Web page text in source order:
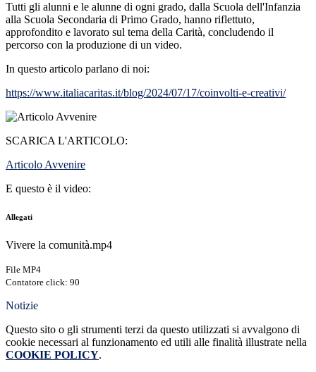
Tutti gli alunni e le alunne di ogni grado, dalla Scuola dell'Infanzia
alla Scuola Secondaria di Primo Grado, hanno riflettuto,
approfondito e lavorato sul tema della Carità, concludendo il
percorso con la produzione di un video.
In questo articolo parlano di noi:
https://www.italiacaritas.it/blog/2024/07/17/coinvolti-e-creativi/
SCARICA L'ARTICOLO:
Articolo Avvenire
E questo è il video:
Allegati
Vivere la comunità.mp4
File MP4
Contatore click: 90
Notizie
Questo sito o gli strumenti terzi da questo utilizzati si avvalgono di
cookie necessari al funzionamento ed utili alle finalità illustrate nella
COOKIE POLICY.